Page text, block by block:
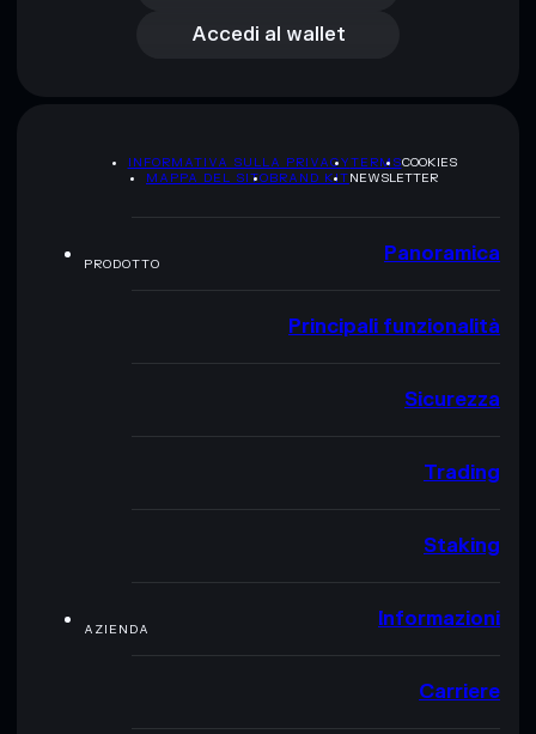
Accedi al wallet
INFORMATIVA SULLA PRIVACYTERMSCOOKIES
MAPPA DEL SITOBRAND KITNEWSLETTER
PRODOTTO Panoramica
Principali funzionalità
Sicurezza
Trading
Staking
AZIENDA Informazioni
Carriere